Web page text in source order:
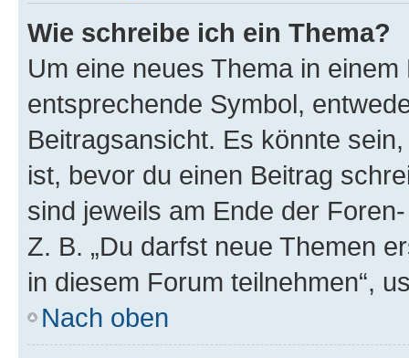
Wie schreibe ich ein Thema?
Um eine neues Thema in
entsprechende Symbol,
Beitragsansicht. Es könnte
ist, bevor du einen Beitrag
sind jeweils am Ende der
Z. B. „Du darfst neue Themen
in diesem Forum teilnehmen“,
Nach oben